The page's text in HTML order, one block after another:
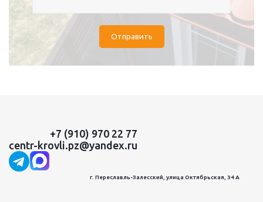
Отправить
+7 (910) 970 22 77
centr-krovli.pz@yandex.ru
г. Переславль-Залесский, улица Октябрьская, 34 А